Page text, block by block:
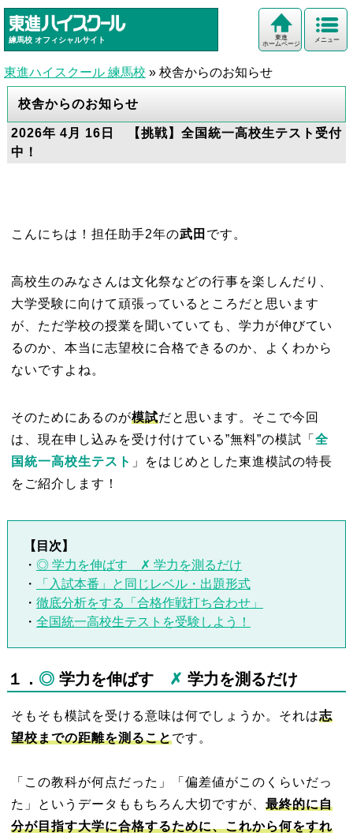
練馬校 オフィシャルサイト メニュー
東進
ホームページ
東進ハイスクール 練馬校 » 校舎からのお知らせ
校舎からのお知らせ
2026年 4月 16日 【挑戦】全国統一高校生テスト受付
中！
こんにちは！担任助手2年の武田 です。
高校生のみなさんは文化祭などの行事を楽しんだり、
大学受験に向けて頑張っているところだと思います
が、ただ学校の授業を聞いていても、学力が伸びてい
るのか、本当に志望校に合格できるのか、よくわから
ないですよね。
そのためにあるのが模試だと思います。そこで今回
は、現在申し込みを受け付けている”無料”の模試「 全
国統一高校生テスト 」をはじめとした東進模試の特長
をご紹介します！
【目次】
・ ◎ 学力を伸ばす ✗ 学力を測るだけ
・
「入試本番」と同じレベル・出題形式
・ 徹底分析をする「合格作戦打ち合わせ」
・ 全国統一高校生テストを受験しよう！
１ ． ◎学力を伸ばす ✗ 学力を測るだけ
そもそも模試を受ける意味は何でしょうか。それは志
望校までの距離を測ることです。
「この教科が何点だった」「偏差値がこのくらいだっ
た」というデータももちろん大切ですが、 最終的に自
分が目指す大学に合格するために、これから何をすれ